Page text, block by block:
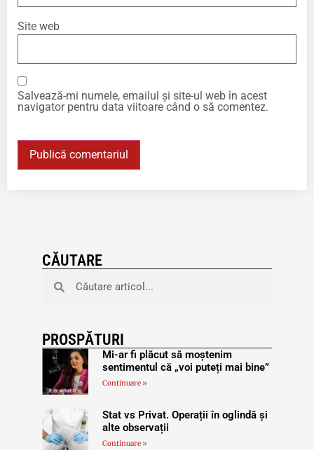
Site web
Salvează-mi numele, emailul și site-ul web în acest
navigator pentru data viitoare când o să comentez.
CĂUTARE
PROSPĂTURI
Mi-ar fi plăcut să moștenim
sentimentul că „voi puteți mai bine”
Continuare »
Stat vs Privat. Operații în oglindă și
alte observații
Continuare »